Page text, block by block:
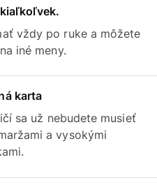
vždy po ruke a môžete
iné meny.
karta
sa už nebudete musieť
a vysokými